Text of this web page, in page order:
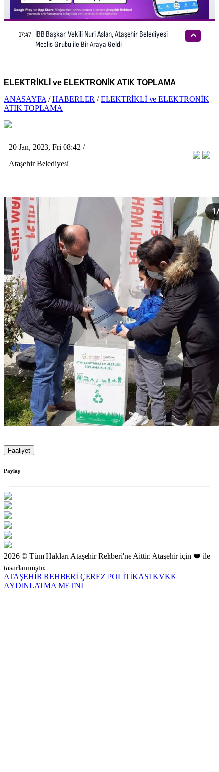
ELEKTRİKLİ ve ELEKTRONİK ATIK TOPLAMA
ANASAYFA /HABERLER /ELEKTRİKLİ ve ELEKTRONİK
ATIK TOPLAMA
20 Jan, 2023, Fri 08:42 /
Ataşehir Belediyesi
Faaliyet
Paylaş
2026 © Tüm Hakları Ataşehir Rehberi'ne Aittir. Ataşehir için ❤️ ile
tasarlanmıştır.
ATAŞEHİR REHBERİ ÇEREZ POLİTİKASI KVKK
AYDINLATMA METNİ